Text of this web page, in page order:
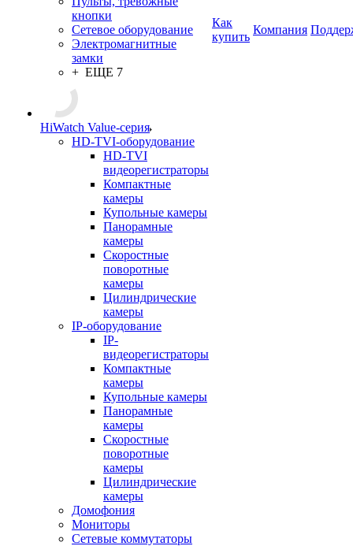
кнопки
Сетевое оборудование
Электромагнитные
замки
+ ЕЩЕ 7
HiWatch Value-серия
HD-TVI-оборудование
HD-TVI
видеорегистраторы
Компактные
камеры
Купольные камеры
Панорамные
камеры
Скоростные
поворотные
камеры
Цилиндрические
камеры
IP-оборудование
IP-
видеорегистраторы
Компактные
камеры
Купольные камеры
Панорамные
камеры
Скоростные
поворотные
камеры
Цилиндрические
камеры
Домофония
Мониторы
Сетевые коммутаторы
Как
купить
Компания